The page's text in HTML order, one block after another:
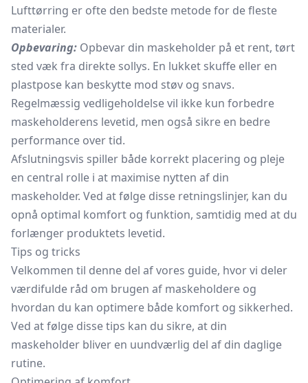
Lufttørring er ofte den bedste metode for de fleste
materialer.
Opbevaring: Opbevar din maskeholder på et rent, tørt
sted væk fra direkte sollys. En lukket skuffe eller en
plastpose kan beskytte mod støv og snavs.
Regelmæssig vedligeholdelse vil ikke kun forbedre
maskeholderens levetid, men også sikre en bedre
performance over tid.
Afslutningsvis spiller både korrekt placering og pleje
en central rolle i at maximise nytten af din
maskeholder. Ved at følge disse retningslinjer, kan du
opnå optimal komfort og funktion, samtidig med at du
forlænger produktets levetid.
Tips og tricks
Velkommen til denne del af vores guide, hvor vi deler
værdifulde råd om brugen af maskeholdere og
hvordan du kan optimere både komfort og sikkerhed.
Ved at følge disse tips kan du sikre, at din
maskeholder bliver en uundværlig del af din daglige
rutine.